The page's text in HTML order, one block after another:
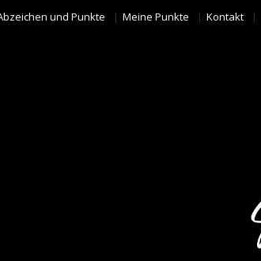
und Punkte Meine Punkte Kontakt